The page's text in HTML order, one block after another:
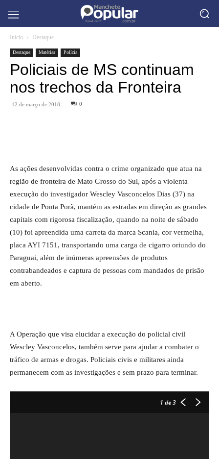
Início Destaque
Destaque Matérias Polícia
Policiais de MS continuam
nos trechos da Fronteira
12 de março de 2018 0
As ações desenvolvidas contra o crime organizado que atua na
região de fronteira de Mato Grosso do Sul, após a violenta
execução do investigador Wescley Vasconcelos Dias (37) na
cidade de Ponta Porã, mantém as estradas em direção as grandes
capitais com rigorosa fiscalização, quando na noite de sábado
(10) foi apreendida uma carreta da marca Scania, cor vermelha,
placa AYI 7151, transportando uma carga de cigarro oriundo do
Paraguai, além de inúmeras apreensões de produtos
contrabandeados e captura de pessoas com mandados de prisão
em aberto.
A Operação que visa elucidar a execução do policial civil
Wescley Vasconcelos, também serve para ajudar a combater o
tráfico de armas e drogas. Policiais civis e militares ainda
permanecem com as investigações e sem prazo para terminar.
1 de 3